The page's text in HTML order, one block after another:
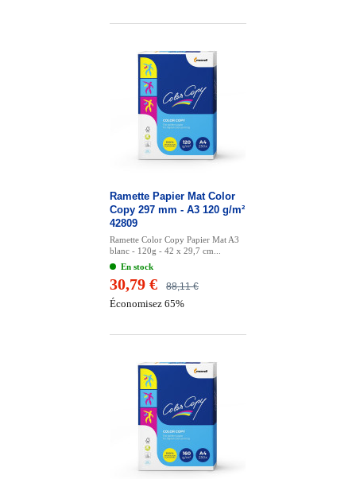
Ramette Papier Mat Color
Copy 297 mm - A3 120 g/m²
42809
Ramette Color Copy Papier Mat A3
blanc - 120g - 42 x 29,7 cm...
En stock
88,11 €
30,79 €
Économisez 65%